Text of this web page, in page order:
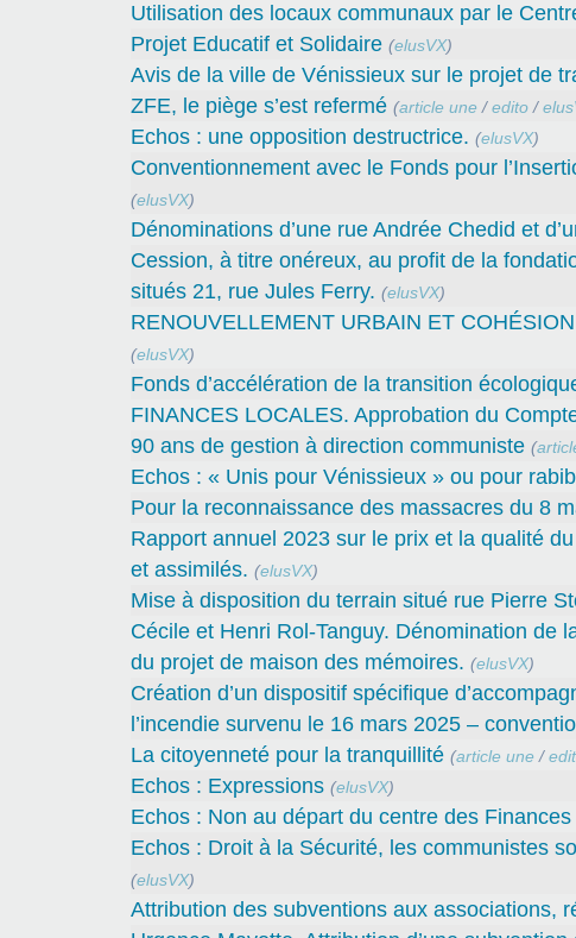
Utilisation des locaux communaux par le
Projet Educatif et Solidaire (elusVX)
Avis de la ville de Vénissieux sur le projet de
ZFE, le piège s’est refermé (article une/edito/
Echos : une opposition destructrice. (elusVX)
Conventionnement avec le Fonds pour
(elusVX)
Dénominations d’une rue Andrée Chedid et
Cession, à titre onéreux, au profit de la
situés 21, rue Jules Ferry. (elusVX)
RENOUVELLEMENT URBAIN ET
(elusVX)
Fonds d’accélération de la transition
FINANCES LOCALES. Approbation du
90 ans de gestion à direction communiste (
Echos : « Unis pour Vénissieux » ou pour
Pour la reconnaissance des massacres du 8
Rapport annuel 2023 sur le prix et la qualité
et assimilés. (elusVX)
Mise à disposition du terrain situé rue Pierre
Cécile et Henri Rol-Tanguy. Dénomination de
du projet de maison des mémoires. (elusVX)
Création d’un dispositif spécifique
l’incendie survenu le 16 mars 2025 –
La citoyenneté pour la tranquillité (article une/
Echos : Expressions (elusVX)
Echos : Non au départ du centre des
Echos : Droit à la Sécurité, les communistes
(elusVX)
Attribution des subventions aux associations,